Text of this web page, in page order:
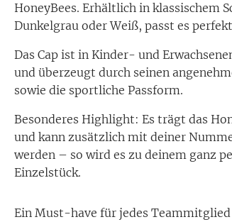
HoneyBees. Erhältlich in klassischem
Dunkelgrau oder Weiß, passt es
Das Cap ist in Kinder- und
und überzeugt durch seinen
sowie die sportliche Passform.
Besonderes Highlight: Es trägt das
und kann zusätzlich mit deiner
werden – so wird es zu deinem ganz
Einzelstück.
Ein Must-have für jedes Teammitglied